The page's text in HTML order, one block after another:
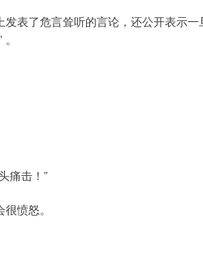
表了危言耸听的言论，还公开表示
痛击！”
愤怒。